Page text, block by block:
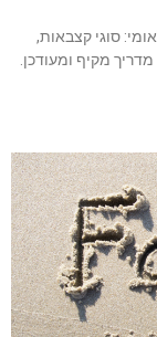
סוגי קצבאות,
מקיף ומעודכן.